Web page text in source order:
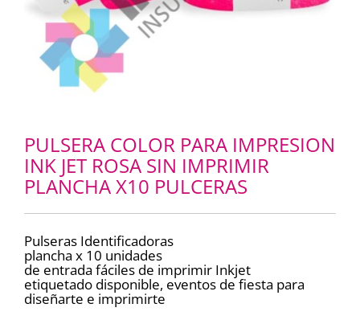
PULSERA COLOR PARA IMPRESION
INK JET ROSA SIN IMPRIMIR
PLANCHA X10 PULCERAS
Pulseras Identificadoras
plancha x 10 unidades
de entrada fáciles de imprimir Inkjet
etiquetado disponible, eventos de fiesta para
diseñarte e imprimirte